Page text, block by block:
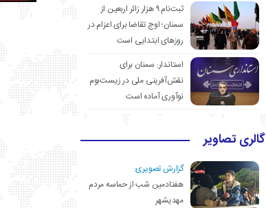
ثبت‌نام ۹ هزار زائر اربعین از
سمنان؛ اوج تقاضا برای اعزام در
روزهای ابتدایی است
استاندار: سمنان برای
نقش‌آفرینی ملی در زیست‌بوم
نوآوری آماده است
گالری تصاویر
گزارش تصویری:
هفتادمین شب از حماسه مردم
مهدیشهر